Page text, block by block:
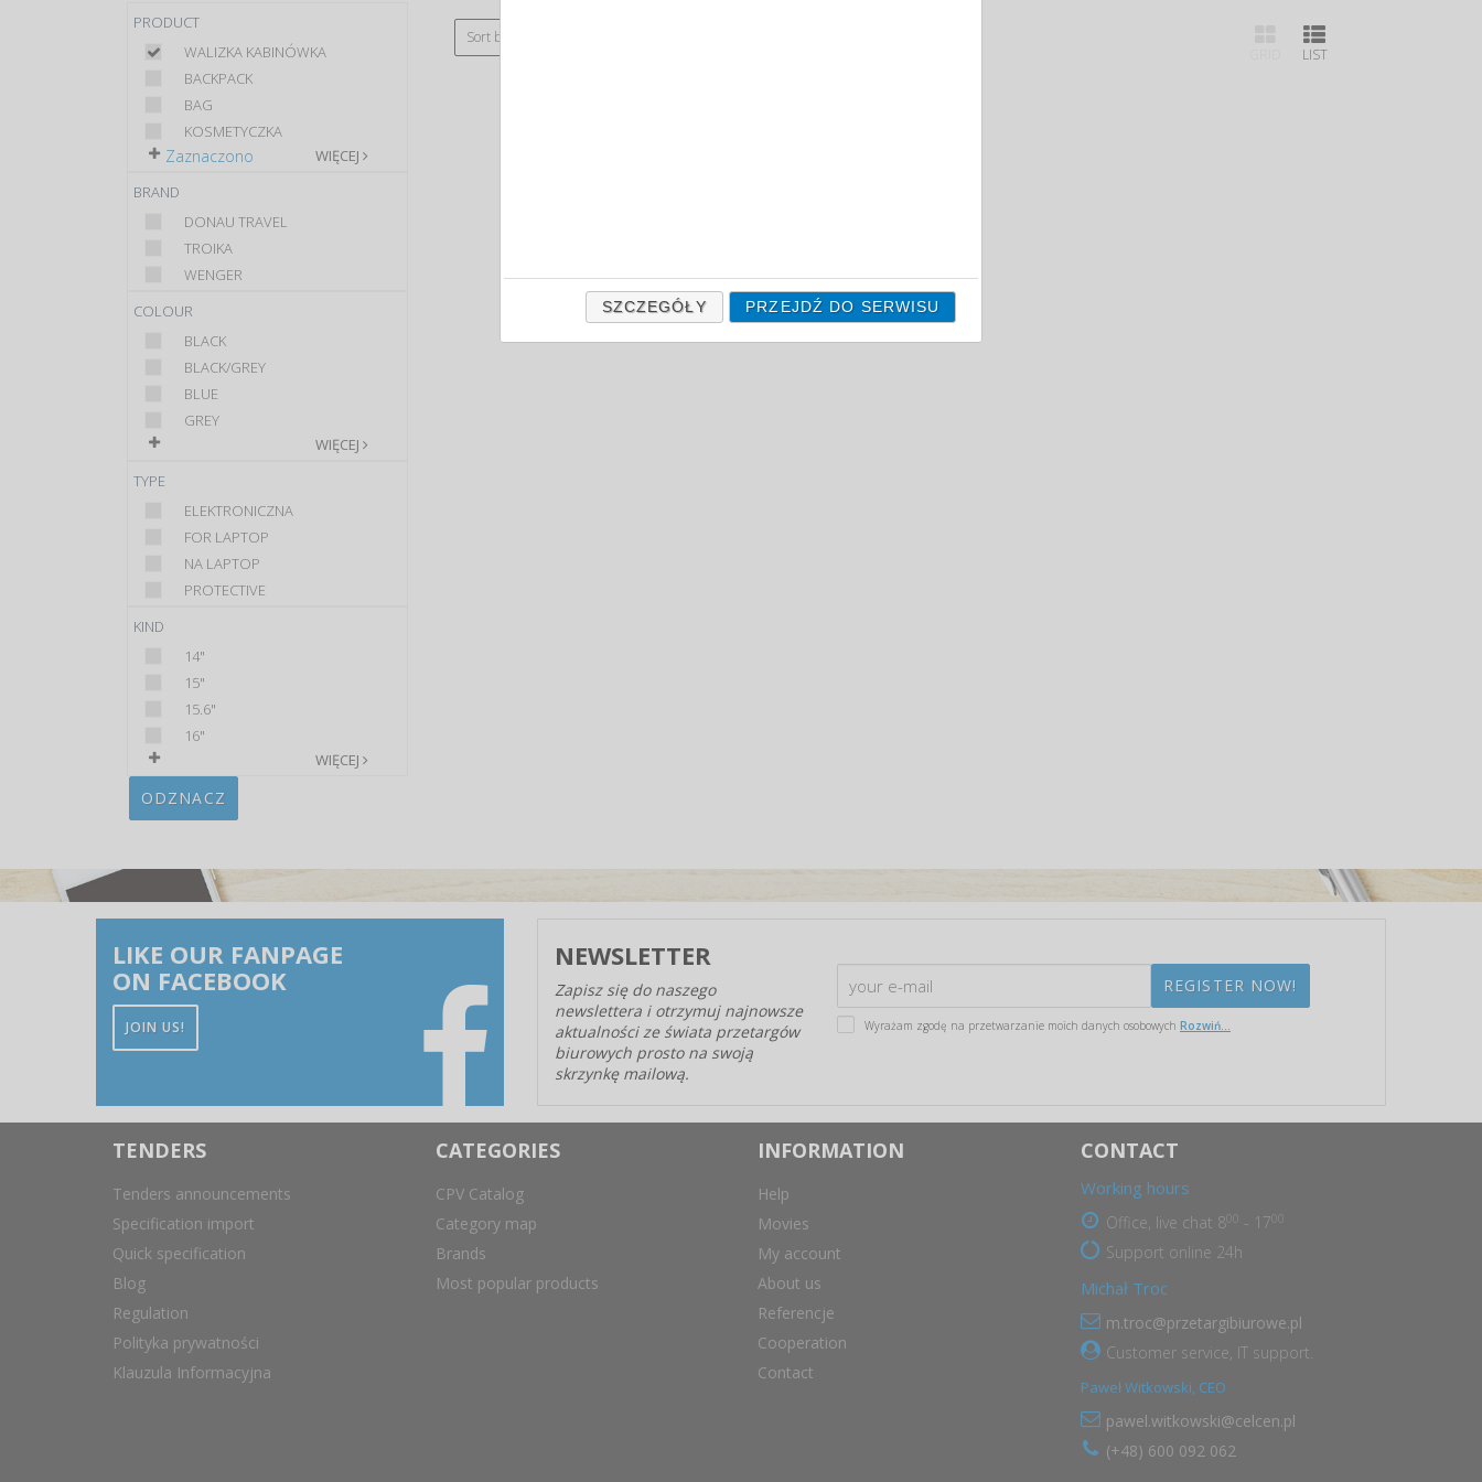
PRODUCT
WALIZKA KABINÓWKA
BACKPACK
BAG
KOSMETYCZKA
WIĘCEJ
Zaznaczono
BRAND
DONAU TRAVEL
TROIKA
WENGER
COLOUR
BLACK
BLACK/GREY
BLUE
GREY
WIĘCEJ
TYPE
ELEKTRONICZNA
FOR LAPTOP
NA LAPTOP
PROTECTIVE
KIND
14"
15"
15.6"
16"
WIĘCEJ
ODZNACZ
Sort by:
LIST
LIKE OUR FANPAGE
ON FACEBOOK
JOIN US!
NEWSLETTER
Zapisz się do naszego
newslettera i otrzymuj najnowsze
aktualności ze świata przetargów
biurowych prosto na swoją
skrzynkę mailową.
Wyrażam zgodę na przetwarzanie moich danych osobowych Rozwiń...
TENDERS
Tenders announcements
Specification import
Quick specification
Blog
Regulation
Polityka prywatności
Klauzula Informacyjna
CATEGORIES
CPV Catalog
Category map
Brands
Most popular products
INFORMATION
Help
Movies
My account
About us
Referencje
Cooperation
Contact
CONTACT
Working hours
Office, live chat 8 - 17
Support online 24h
Michał Troc
m.troc@przetargibiurowe.pl
Customer service, IT support.
Paweł Witkowski, CEO
pawel.witkowski@celcen.pl
(+48) 600 092 062
SZCZEGÓŁY PRZEJDŹ DO SERWISU